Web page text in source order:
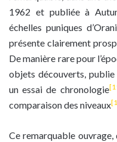
1962 et publiée à
échelles puniques
présente clairement
De manière rare pour
objets découverts,
un essai de chronologie
comparaison des niveaux
Ce remarquable